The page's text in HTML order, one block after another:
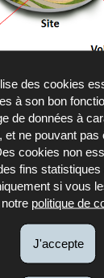
des cookies
à son bon
de données à
et ne pouvant pas
cookies non
fins statistiques
si vous
politique de
J'accepte
ou vous
de l’e-
l’utilisation
saisie